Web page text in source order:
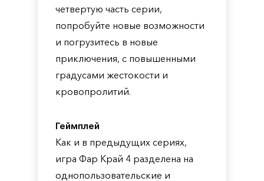
четвертую часть серии,
попробуйте новые возможности
и погрузитесь в новые
приключения, с повышенными
градусами жестокости и
кровопролитий.
Геймплей
Как и в предыдущих сериях,
игра Фар Край 4 разделена на
однопользовательские и